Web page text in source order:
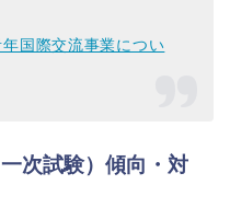
国際交流事業につい
次試験）傾向・対